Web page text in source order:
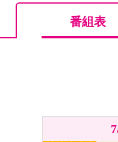
番組表